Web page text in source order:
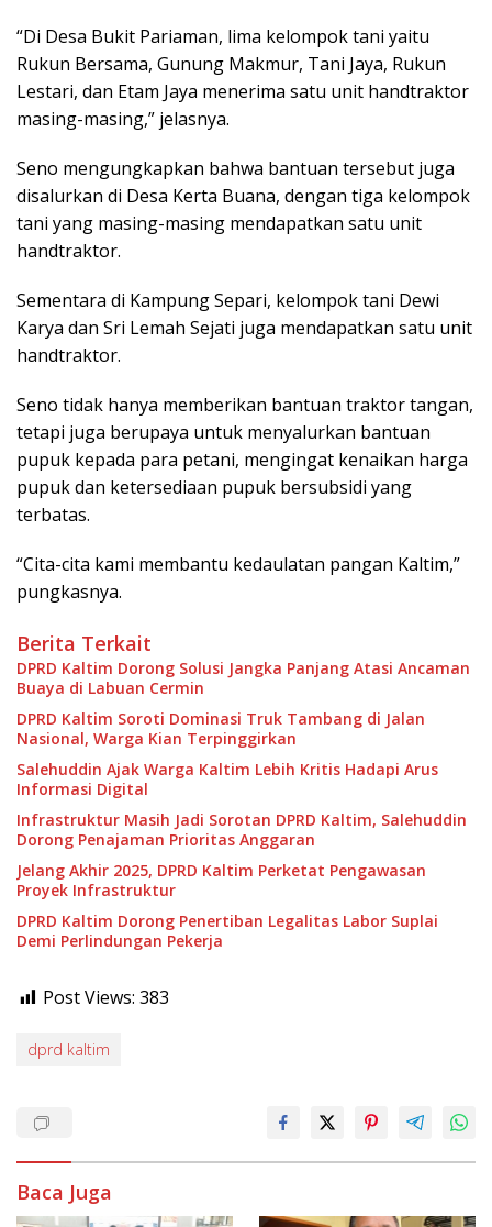
“Di Desa Bukit Pariaman, lima kelompok tani yaitu
Rukun Bersama, Gunung Makmur, Tani Jaya, Rukun
Lestari, dan Etam Jaya menerima satu unit handtraktor
masing-masing,” jelasnya.
Seno mengungkapkan bahwa bantuan tersebut juga
disalurkan di Desa Kerta Buana, dengan tiga kelompok
tani yang masing-masing mendapatkan satu unit
handtraktor.
Sementara di Kampung Separi, kelompok tani Dewi
Karya dan Sri Lemah Sejati juga mendapatkan satu unit
handtraktor.
Seno tidak hanya memberikan bantuan traktor tangan,
tetapi juga berupaya untuk menyalurkan bantuan
pupuk kepada para petani, mengingat kenaikan harga
pupuk dan ketersediaan pupuk bersubsidi yang
terbatas.
“Cita-cita kami membantu kedaulatan pangan Kaltim,”
pungkasnya.
Berita Terkait
DPRD Kaltim Dorong Solusi Jangka Panjang Atasi Ancaman
Buaya di Labuan Cermin
DPRD Kaltim Soroti Dominasi Truk Tambang di Jalan
Nasional, Warga Kian Terpinggirkan
Salehuddin Ajak Warga Kaltim Lebih Kritis Hadapi Arus
Informasi Digital
Infrastruktur Masih Jadi Sorotan DPRD Kaltim, Salehuddin
Dorong Penajaman Prioritas Anggaran
Jelang Akhir 2025, DPRD Kaltim Perketat Pengawasan
Proyek Infrastruktur
DPRD Kaltim Dorong Penertiban Legalitas Labor Suplai
Demi Perlindungan Pekerja
Post Views: 383
dprd kaltim
Baca Juga